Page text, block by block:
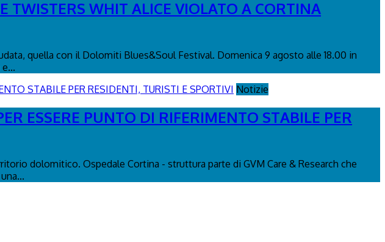
TWISTERS WHIT ALICE VIOLATO A CORTINA
quella con il Dolomiti Blues&Soul Festival. Domenica 9 agosto alle 18.00 in
Notizie
ESSERE PUNTO DI RIFERIMENTO STABILE PER
dolomitico. Ospedale Cortina - struttura parte di GVM Care & Research che